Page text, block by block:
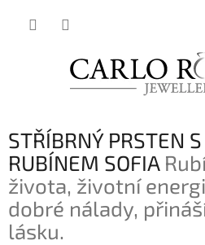
STŘÍBRNÝ PRSTEN
RUBÍNEM SOFIA
života, životní
dobré nálady,
lásku.